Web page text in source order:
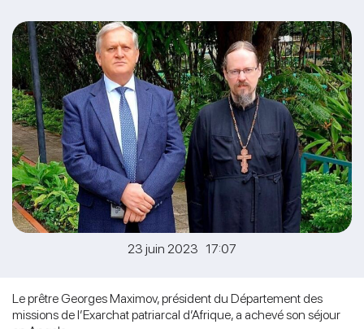
23 juin 2023 17:07
Le prêtre Georges Maximov, président du Département des
missions de l’Exarchat patriarcal d’Afrique, a achevé son séjour